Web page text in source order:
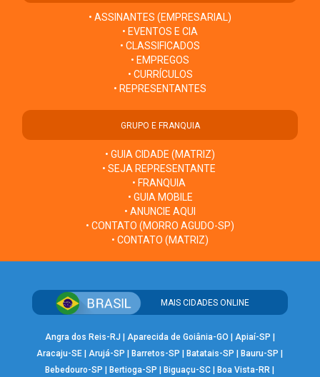
• ASSINANTES (EMPRESARIAL)
• EVENTOS E CIA
• CLASSIFICADOS
• EMPREGOS
• CURRÍCULOS
• REPRESENTANTES
GRUPO E FRANQUIA
• GUIA CIDADE (MATRIZ)
• SEJA REPRESENTANTE
• FRANQUIA
• GUIA MOBILE
• ANUNCIE AQUI
• CONTATO (MORRO AGUDO-SP)
• CONTATO (MATRIZ)
MAIS CIDADES ONLINE
Angra dos Reis-RJ Aparecida de Goiânia-GO Apiaí-SP
Aracaju-SE |Arujá-SP Barretos-SP Batatais-SP Bauru-SP
Bebedouro-SP
Bertioga-SP Biguaçu-SC Boa Vista-RR